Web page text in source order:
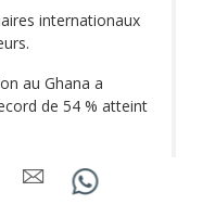
internationaux
au Ghana a
de 54 % atteint